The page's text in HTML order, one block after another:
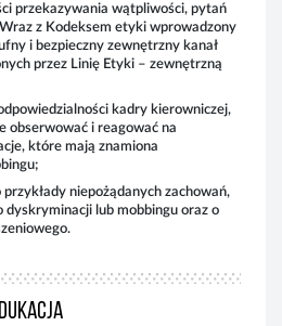
przekazywania wątpliwości, pytań
z Kodeksem etyki wprowadzony
i bezpieczny zewnętrzny kanał
przez Linię Etyki – zewnętrzną
kadry kierowniczej,
obserwować i reagować na
które mają znamiona
niepożądanych zachowań,
dyskryminacji lub mobbingu oraz o